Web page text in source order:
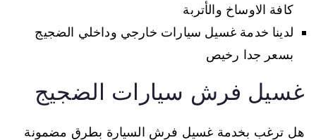
كافة الاوساخ والأتربة
لدينا خدمة غسيل سيارات خارجي وداخلي الضجيج
بسعر جدا رخيص
غسيل فرش سيارات الضجيج
هل ترغب بخدمة غسيل فرش السيارة بطرق مضمونة